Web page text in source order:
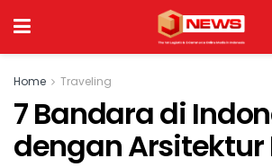
Home Traveling
7 Bandara di
dengan Arsitektur